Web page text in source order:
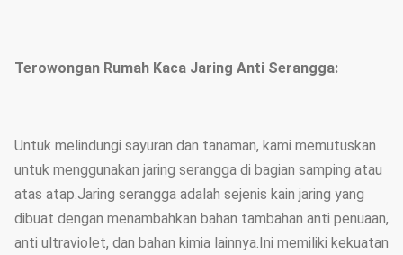
Terowongan Rumah Kaca Jaring Anti Serangga:
Untuk melindungi sayuran dan tanaman, kami memutuskan
untuk menggunakan jaring serangga di bagian samping atau
atas atap.Jaring serangga adalah sejenis kain jaring yang
dibuat dengan menambahkan bahan tambahan anti penuaan,
anti ultraviolet, dan bahan kimia lainnya.Ini memiliki kekuatan